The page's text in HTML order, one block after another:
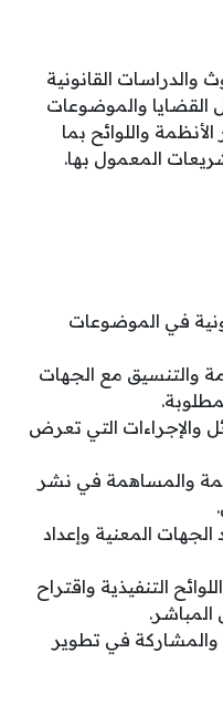
والدراسات القانونية
القضايا والموضوعات
واللوائح بما
المعمول بها.
في الموضوعات
والتنسيق مع الجهات
والإجراءات التي تعرض
والمساهمة في نشر
المعنية وإعداد
التنفيذية واقتراح
المباشر.
والمشاركة في تطوير